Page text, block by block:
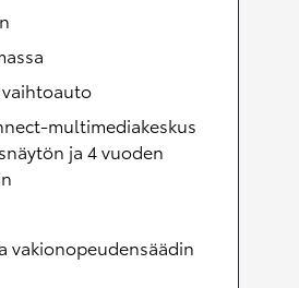
multimediakeskus
ja 4 vuoden
vakionopeudensäädin